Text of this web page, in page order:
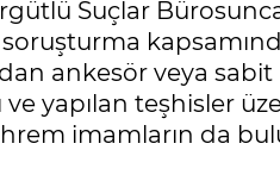
Suçlar
ankesör veya
yapılan teşhisler
imamların da